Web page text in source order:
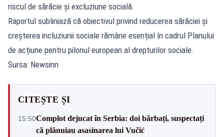
riscul de sărăcie și excluziune socială.
Raportul subliniază că obiectivul privind reducerea sărăciei și
creșterea incluziunii sociale rămâne esențial în cadrul Planului
de acțiune pentru pilonul european al drepturilor sociale.
Sursa: Newsinn
CITEȘTE ȘI
15:50Complot dejucat în Serbia: doi bărbați, suspectați
că plănuiau asasinarea lui Vučić